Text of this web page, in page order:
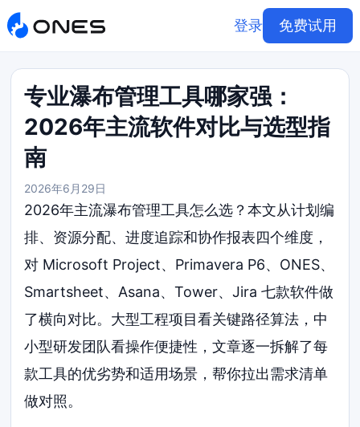
登录 免费试用
专业瀑布管理工具哪家强：
2026年主流软件对比与选型指
南
2026年6月29日
2026年主流瀑布管理工具怎么选？本文从计划编
排、资源分配、进度追踪和协作报表四个维度，
对 Microsoft Project、Primavera P6、ONES、
Smartsheet、Asana、Tower、Jira 七款软件做
了横向对比。大型工程项目看关键路径算法，中
小型研发团队看操作便捷性，文章逐一拆解了每
款工具的优劣势和适用场景，帮你拉出需求清单
做对照。